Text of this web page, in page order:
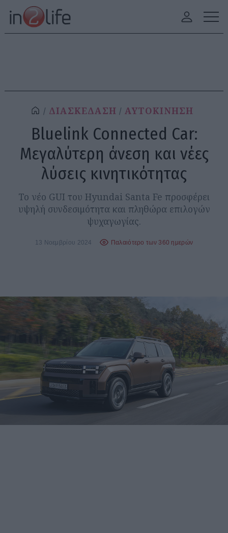
ΔΙΑΣΚΕΔΑΣΗ ΑΥΤΟΚΙΝΗΣΗ
Bluelink Connected Car:
Μεγαλύτερη άνεση και νέες
λύσεις κινητικότητας
Το νέο GUI του Hyundai Santa Fe προσφέρει
υψηλή συνδεσιμότητα και πληθώρα επιλογών
ψυχαγωγίας.
13 Νοεμβρίου 2024 Παλαιότερο των 360 ημερών